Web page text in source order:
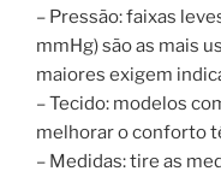
– Pressão: faixas
mmHg) são as mais
maiores exigem
– Tecido: modelos
melhorar o conforto
– Medidas: tire as